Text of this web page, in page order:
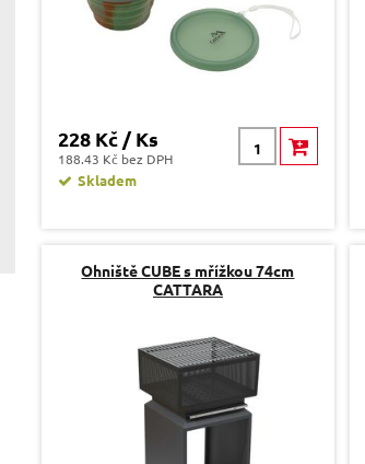
228 Kč / Ks
188.43 Kč bez DPH
Skladem
Ohniště CUBE s mřížkou 74cm
CATTARA